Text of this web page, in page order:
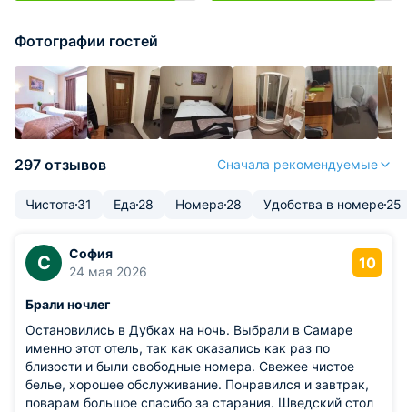
Фотографии гостей
297 отзывов Сначала рекомендуемые
Чистота 31 Еда 28 Номера 28 Удобства в номере25
С
София
24 мая 2026
10
Брали ночлег
Остановились в Дубках на ночь. Выбрали в Самаре
именно этот отель, так как оказались как раз по
близости и были свободные номера. Свежее чистое
белье, хорошее обслуживание. Понравился и завтрак,
поварам большое спасибо за старания. Шведский стол